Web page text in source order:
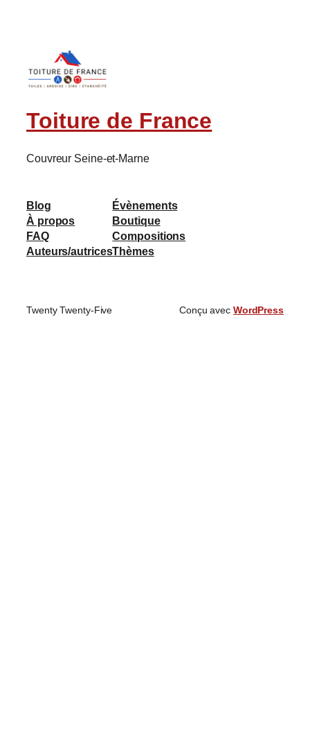
Toiture de France
Couvreur Seine-et-Marne
Blog
À propos
FAQ
Auteurs/autrices
Évènements
Boutique
Compositions
Thèmes
Twenty Twenty-Five Conçu avec WordPress